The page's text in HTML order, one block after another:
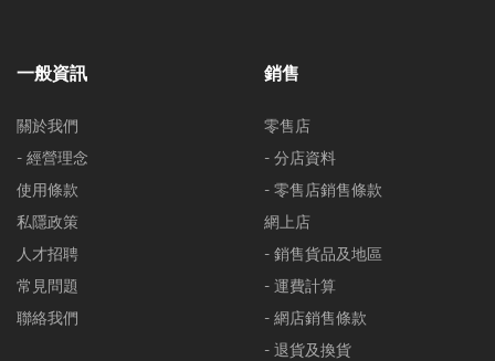
一般資訊
關於我們
- 經營理念
使用條款
私隱政策
人才招聘
常見問題
聯絡我們
銷售
零售店
- 分店資料
- 零售店銷售條款
網上店
- 銷售貨品及地區
- 運費計算
- 網店銷售條款
- 退貨及換貨